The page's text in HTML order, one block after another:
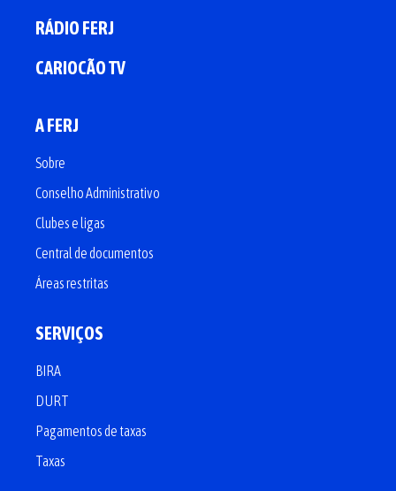
RÁDIO FERJ
CARIOCÃO TV
A FERJ
Sobre
Conselho Administrativo
Clubes e ligas
Central de documentos
Áreas restritas
SERVIÇOS
BIRA
DURT
Pagamentos de taxas
Taxas